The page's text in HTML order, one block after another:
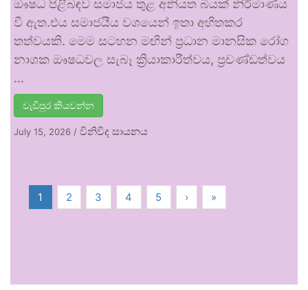
ඖෂධ පිළිබඳව සමාජය තුළ අනියත බියක් නිර්මාණය
වී ඇත.එය සමාජයීය වශයෙන් ඉතා අහිතකර
තත්වයකි. මෙම සටහන මඟින් ප්‍රධාන මානසික රෝග
නාශක ඖෂධවල සැබෑ ක්‍රියාකාරීත්වය, ප්‍රචණ්ඩත්වය
…
වැඩිපුර කියවන්න
July 15, 2026 / විනිවිද සායනය
1 2 3 4 5 › »